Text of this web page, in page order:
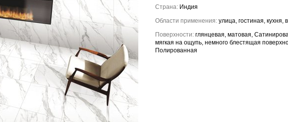
Страна: Индия
Области применения: улица, гостиная, кухня,
Поверхности: глянцевая, матовая,
мягкая на ощупь, немного блестящая
Полированная